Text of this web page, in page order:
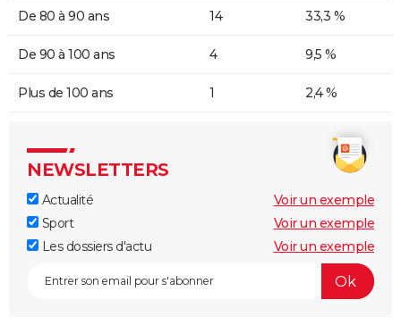
De 80 à 90 ans 14 33,3 %
De 90 à 100 ans 4 9,5 %
Plus de 100 ans 1 2,4 %
NEWSLETTERS
Actualité
Voir un exemple
Sport
Voir un exemple
Les dossiers d'actu
Voir un exemple